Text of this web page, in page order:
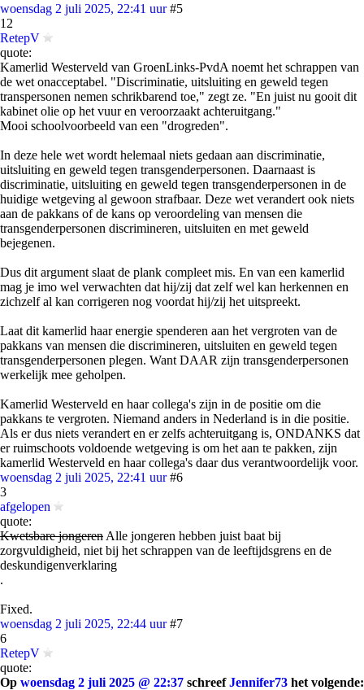
woensdag 2 juli 2025, 22:41 uur #5
12
RetepV
quote:
Kamerlid Westerveld van GroenLinks-PvdA noemt het schrappen van
de wet onacceptabel. "Discriminatie, uitsluiting en geweld tegen
transpersonen nemen schrikbarend toe," zegt ze. "En juist nu gooit dit
kabinet olie op het vuur en veroorzaakt achteruitgang."
Mooi schoolvoorbeeld van een "drogreden".
In deze hele wet wordt helemaal niets gedaan aan discriminatie,
uitsluiting en geweld tegen transgenderpersonen. Daarnaast is
discriminatie, uitsluiting en geweld tegen transgenderpersonen in de
huidige wetgeving al gewoon strafbaar. Deze wet verandert ook niets
aan de pakkans of de kans op veroordeling van mensen die
transgenderpersonen discrimineren, uitsluiten en met geweld
bejegenen.
Dus dit argument slaat de plank compleet mis. En van een kamerlid
mag je imo wel verwachten dat hij/zij dat zelf wel kan herkennen en
zichzelf al kan corrigeren nog voordat hij/zij het uitspreekt.
Laat dit kamerlid haar energie spenderen aan het vergroten van de
pakkans van mensen die discrimineren, uitsluiten en geweld tegen
transgenderpersonen plegen. Want DAAR zijn transgenderpersonen
werkelijk mee geholpen.
Kamerlid Westerveld en haar collega's zijn in de positie om die
pakkans te vergroten. Niemand anders in Nederland is in die positie.
Als er dus niets verandert en er zelfs achteruitgang is, ONDANKS dat
er ruimschoots voldoende wetgeving is om het aan te pakken, zijn
kamerlid Westerveld en haar collega's daar dus verantwoordelijk voor.
woensdag 2 juli 2025, 22:41 uur #6
3
afgelopen
quote:
Kwetsbare jongeren Alle jongeren hebben juist baat bij
zorgvuldigheid, niet bij het schrappen van de leeftijdsgrens en de
deskundigenverklaring
.
Fixed.
woensdag 2 juli 2025, 22:44 uur #7
6
RetepV
quote:
Op woensdag 2 juli 2025 @ 22:37 schreefJennifer73 het volgende: